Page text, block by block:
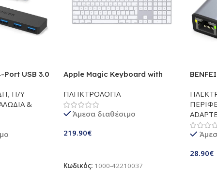
Port USB 3.0
Air, Mac
Windows
, Η/Υ
&
Apple Magic Keyboard with
(MQ052LLA)
ΠΛΗΚΤΡΟΛΟΓΙΑ
Άμεσα διαθέσιμο
219.90€
Κωδικός: 1000-42210037
σε
με
iPhone
28.90€